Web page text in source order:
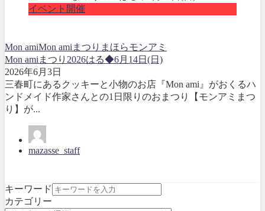
イベント開催
Mon amiMon amiまつり まほらモンアミ
Mon amiまつり2026はる◆6月14日(日)
2026年6月3日
三春町にあるクッキーと小物のお店『Mon ami』がおくるハ
ンドメイド作家さんとの1日限りのおまつり【モンアミまつ
り】が...
mazasse_staff
キーワード
カテゴリー